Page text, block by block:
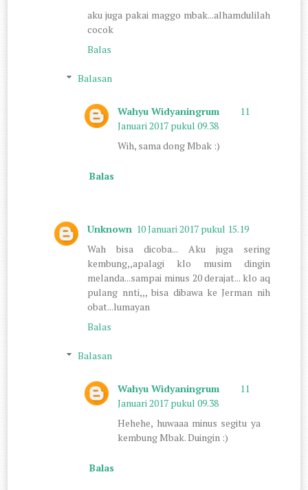
aku juga pakai maggo mbak...alhamdulilah
cocok
Balas
Balasan
Wahyu Widyaningrum
11
Januari 2017 pukul 09.38
Wih, sama dong Mbak :)
Balas
Unknown 10 Januari 2017 pukul 15.19
Wah bisa dicoba... Aku juga sering
kembung,,apalagi klo musim dingin
melanda...sampai minus 20 derajat... klo aq
pulang nnti,,, bisa dibawa ke Jerman nih
obat...lumayan
Balas
Balasan
Wahyu Widyaningrum
11
Januari 2017 pukul 09.38
Hehehe, huwaaa minus segitu ya
kembung Mbak. Duingin :)
Balas